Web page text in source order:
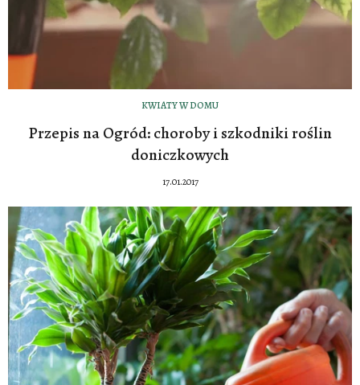
KWIATY W DOMU
Przepis na Ogród: choroby i szkodniki roślin
doniczkowych
17.01.2017